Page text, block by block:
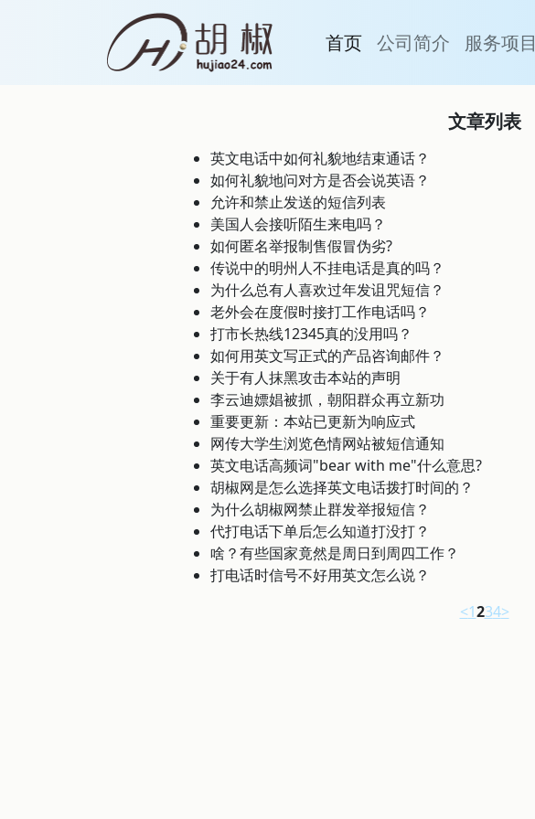
首页 公司简介 服务项目
文章列表
英文电话中如何礼貌地结束通话？
如何礼貌地问对方是否会说英语？
允许和禁止发送的短信列表
美国人会接听陌生来电吗？
如何匿名举报制售假冒伪劣?
传说中的明州人不挂电话是真的吗？
为什么总有人喜欢过年发诅咒短信？
老外会在度假时接打工作电话吗？
打市长热线12345真的没用吗？
如何用英文写正式的产品咨询邮件？
关于有人抹黑攻击本站的声明
李云迪嫖娼被抓，朝阳群众再立新功
重要更新：本站已更新为响应式
网传大学生浏览色情网站被短信通知
英文电话高频词"bear with me"什么意思?
胡椒网是怎么选择英文电话拨打时间的？
为什么胡椒网禁止群发举报短信？
代打电话下单后怎么知道打没打？
啥？有些国家竟然是周日到周四工作？
打电话时信号不好用英文怎么说？
<1234>